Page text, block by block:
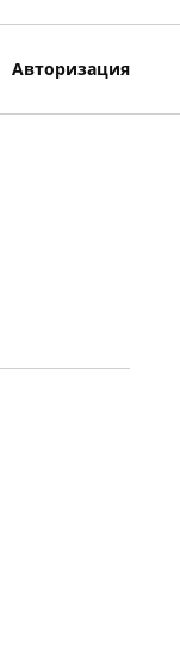
Авторизация